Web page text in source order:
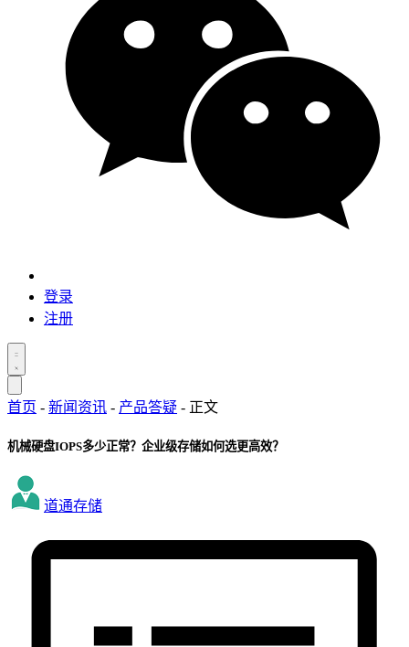
登录
注册
首页 - 新闻资讯 - 产品答疑 - 正文
机械硬盘IOPS多少正常？企业级存储如何选更高效？
道通存储